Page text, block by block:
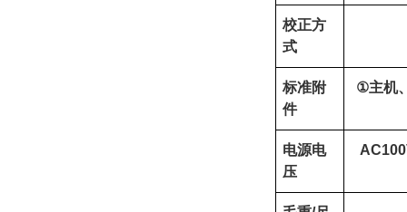
校正方
式
标准附
件
①主机
电源电
压